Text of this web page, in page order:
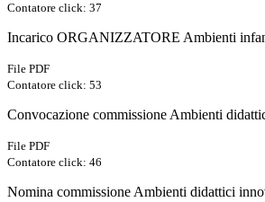
Contatore click: 37
Incarico ORGANIZZATORE Ambienti
File PDF
Contatore click: 53
Convocazione commissione Ambienti
File PDF
Contatore click: 46
Nomina commissione Ambienti didattici